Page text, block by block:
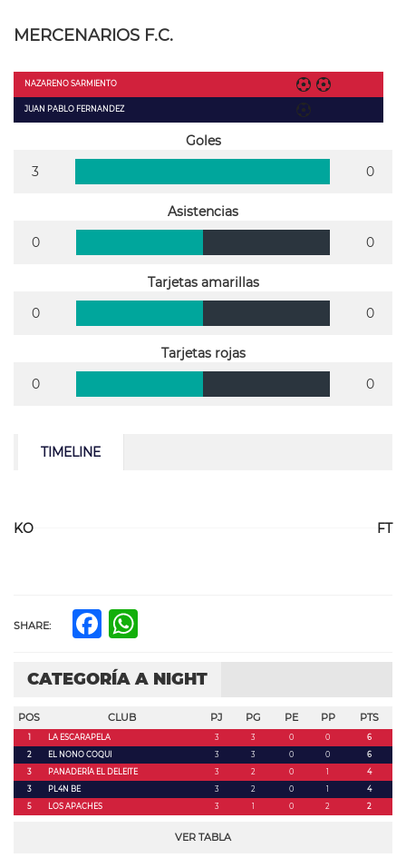
MERCENARIOS F.C.
NAZARENO SARMIENTO
JUAN PABLO FERNANDEZ
Goles
3
0
Asistencias
0
0
Tarjetas amarillas
0
0
Tarjetas rojas
0
0
TIMELINE
KO FT
SHARE: Facebook
CATEGORÍA A NIGHT
POS CLUB PJ PG PE PP PTS
1 LA ESCARAPELA 3 3 0 0
6
2
EL NONO COQUI 3 3 0 0
6
3
PANADERÍA EL DELEITE 3 2 0 1
4
3
PL4N BE 3 2 0 1
4
5
LOS APACHES 3 1 0 2 2
VER TABLA